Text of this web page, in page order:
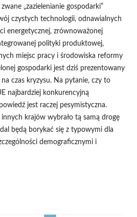
„zazielenianie gospodarki”
czystych technologii, odnawialnych
energetycznej, zrównoważonej
polityki produktowej,
miejsc pracy i środowiska reformy
gospodarki jest dziś prezentowany
czas kryzysu. Na pytanie, czy to
najbardziej konkurencyjną
jest raczej pesymistyczna.
krajów wybrało tą samą drogę
będą borykać się z typowymi dla
demograficznymi i